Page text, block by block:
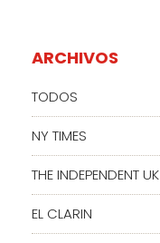
ARCHIVOS
TODOS
NY TIMES
THE INDEPENDENT UK
EL CLARIN